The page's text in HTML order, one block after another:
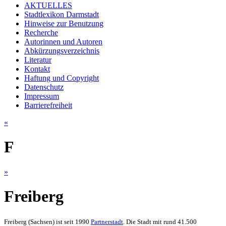
AKTUELLES
Stadtlexikon Darmstadt
Hinweise zur Benutzung
Recherche
Autorinnen und Autoren
Abkürzungsverzeichnis
Literatur
Kontakt
Haftung und Copyright
Datenschutz
Impressum
Barrierefreiheit
«
F
»
Freiberg
Freiberg (Sachsen) ist seit 1990 Partnerstadt . Die Stadt mit rund 41.500